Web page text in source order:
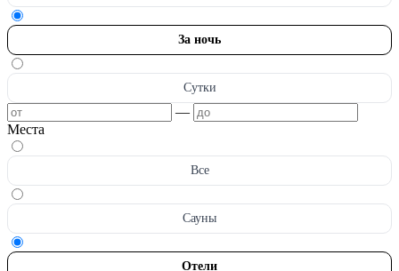
За ночь
Сутки
—
Места
Все
Сауны
Отели